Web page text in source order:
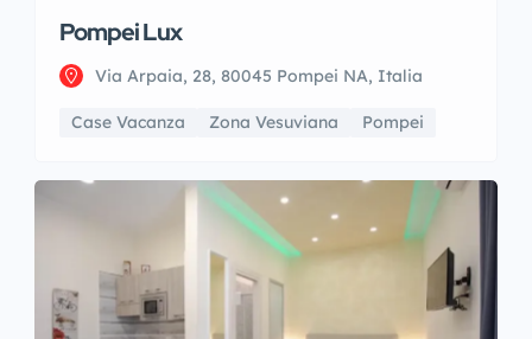
Pompei Lux
Via Arpaia, 28, 80045 Pompei NA, Italia
Case Vacanza Zona Vesuviana Pompei